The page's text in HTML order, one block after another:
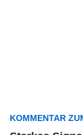
KOMMENTAR